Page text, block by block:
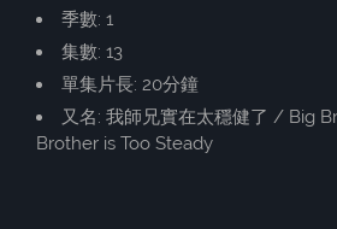
季數: 1
集數: 13
單集片長: 20分鐘
又名: 我師兄實在太穩健了 / Big
Brother is Too Steady